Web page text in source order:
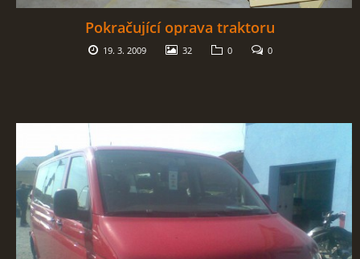
Pokračující oprava traktoru
19. 3. 2009 32 0 0